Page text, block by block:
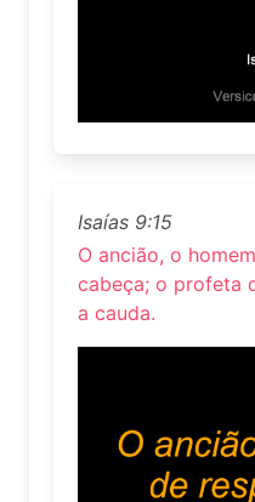
Isaías 9:15
O ancião, o
cabeça; o profeta
a cauda.